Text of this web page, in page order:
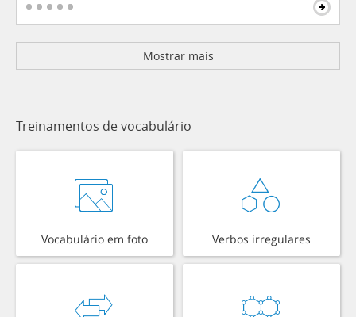
Mostrar mais
Treinamentos de vocabulário
Vocabulário em foto Verbos irregulares